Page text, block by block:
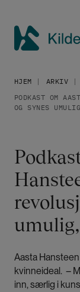
d
m
a
g
a
s
i
HJEM
ARKIV
PODKAST OM
OG SYNES
Aasta
kvinneideal. –
inn, særlig i